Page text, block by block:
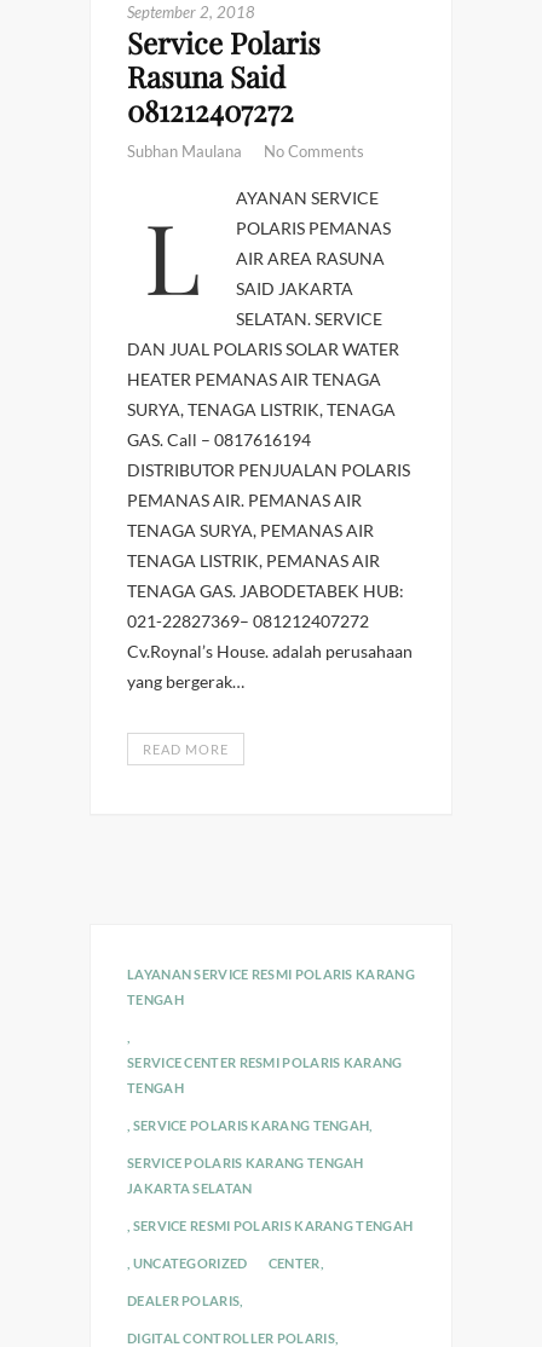
September 2, 2018
Service Polaris
Rasuna Said
081212407272
Subhan Maulana No Comments
LAYANAN SERVICE
POLARIS PEMANAS
AIR AREA RASUNA
SAID JAKARTA
SELATAN. SERVICE
DAN JUAL POLARIS SOLAR WATER
HEATER PEMANAS AIR TENAGA
SURYA, TENAGA LISTRIK, TENAGA
GAS. Call – 0817616194
DISTRIBUTOR PENJUALAN POLARIS
PEMANAS AIR. PEMANAS AIR
TENAGA SURYA, PEMANAS AIR
TENAGA LISTRIK, PEMANAS AIR
TENAGA GAS. JABODETABEK HUB:
021-22827369– 081212407272
Cv.Roynal’s House. adalah perusahaan
yang bergerak…
READ MORE
LAYANAN SERVICE RESMI POLARIS KARANG
TENGAH
SERVICE CENTER RESMI POLARIS KARANG
TENGAH
SERVICE POLARIS KARANG TENGAH
SERVICE POLARIS KARANG TENGAH
JAKARTA SELATAN
SERVICE RESMI POLARIS KARANG TENGAH
UNCATEGORIZED CENTER
DEALER POLARIS
DIGITAL CONTROLLER POLARIS,